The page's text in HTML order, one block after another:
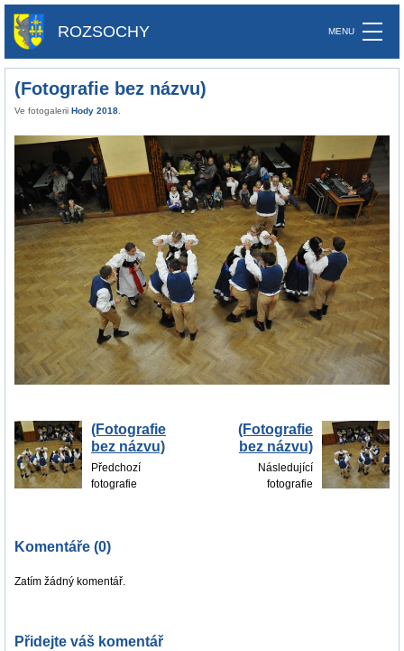
ROZSOCHY
(Fotografie bez názvu)
Ve fotogalerii Hody 2018
(Fotografie
bez názvu)
Předchozí
fotografie
(Fotografie
bez názvu)
Následující
fotografie
Komentáře (0)
Zatím žádný komentář.
Přidejte váš komentář